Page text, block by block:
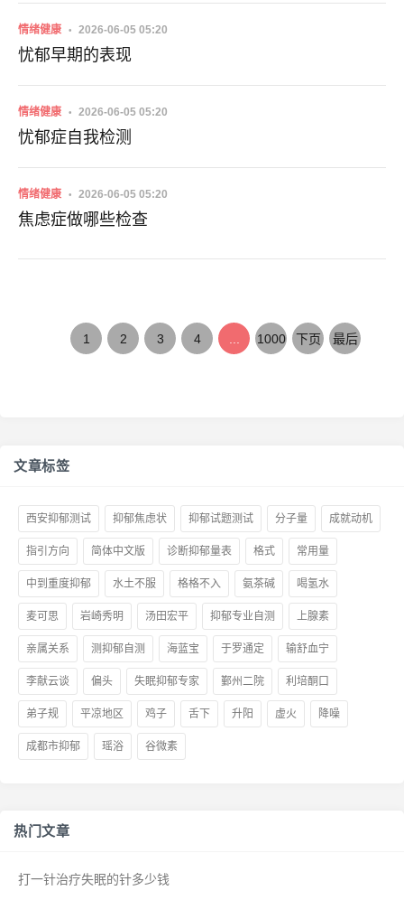
情绪健康 2026-06-05 05:20
忧郁早期的表现
情绪健康 2026-06-05 05:20
忧郁症自我检测
情绪健康 2026-06-05 05:20
焦虑症做哪些检查
1 2 3 4 1000 下页 最后
文章标签
西安抑郁测试 抑郁焦虑状 抑郁试题测试 分子量 成就动机
指引方向 简体中文版 诊断抑郁量表 格式 常用量
中到重度抑郁 水土不服 格格不入 氨茶碱 喝氢水
麦可思 岩崎秀明 汤田宏平 抑郁专业自测 上腺素
亲属关系 测抑郁自测 海蓝宝 于罗通定 输舒血宁
李献云谈 偏头 失眠抑郁专家 鄞州二院 利培酮口
弟子规 平凉地区 鸡子 舌下 升阳 虚火 降噪
成都市抑郁 瑶浴 谷微素
热门文章
打一针治疗失眠的针多少钱